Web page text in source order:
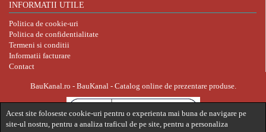
Acest site foloseste cookie-uri pentru o experienta mai buna de navigare pe
site-ul nostru, pentru a analiza traficul de pe site, pentru a personaliza
INFORMATII UTILE
Politica de cookie-uri
Politica de confidentialitate
Termeni si conditii
Informatii facturare
Contact
BauKanal.ro - BauKanal - Catalog online de prezentare produse.